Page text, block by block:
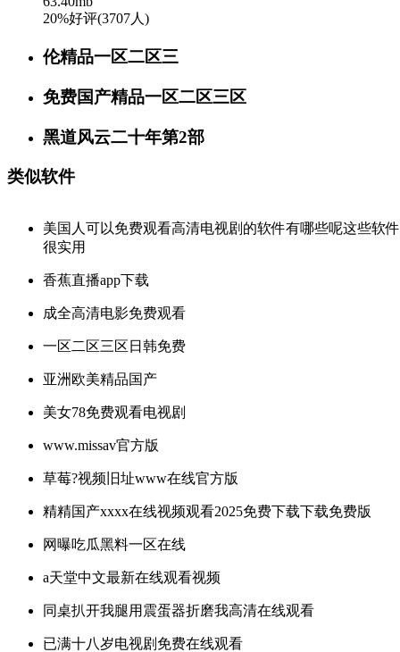
20%好评(3707人)
伦精品一区二区三
免费国产精品一区二区三区
黑道风云二十年第2部
类似软件
美国人可以免费观看高清电视剧的软件有哪些呢这些软
很实用
香蕉直播app下载
成全高清电影免费观看
一区二区三区日韩免费
亚洲欧美精品国产
美女78免费观看电视剧
www.missav官方版
草莓?视频旧址www在线官方版
精精国产xxxx在线视频观看2025免费下载下载免费版
网曝吃瓜黑料一区在线
а天堂中文最新在线观看视频
同桌扒开我腿用震蛋器折磨我高清在线观看
已满十八岁电视剧免费在线观看